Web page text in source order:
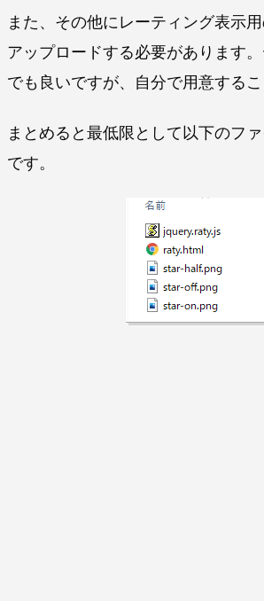
また、その他にレーティング表示
アップロードする必要があります
でも良いですが、自分で用意するこ
まとめると最低限として以下のフ
です。